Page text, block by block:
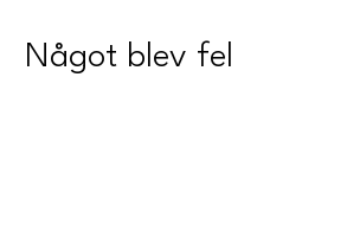
Något blev fel